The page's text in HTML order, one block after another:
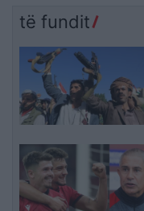
të fundit